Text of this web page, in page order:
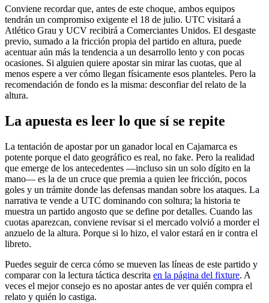
Conviene recordar que, antes de este choque, ambos equipos
tendrán un compromiso exigente el 18 de julio. UTC visitará a
Atlético Grau y UCV recibirá a Comerciantes Unidos. El desgaste
previo, sumado a la fricción propia del partido en altura, puede
acentuar aún más la tendencia a un desarrollo lento y con pocas
ocasiones. Si alguien quiere apostar sin mirar las cuotas, que al
menos espere a ver cómo llegan físicamente esos planteles. Pero la
recomendación de fondo es la misma: desconfiar del relato de la
altura.
La apuesta es leer lo que sí se repite
La tentación de apostar por un ganador local en Cajamarca es
potente porque el dato geográfico es real, no fake. Pero la realidad
que emerge de los antecedentes —incluso sin un solo dígito en la
mano— es la de un cruce que premia a quien lee fricción, pocos
goles y un trámite donde las defensas mandan sobre los ataques. La
narrativa te vende a UTC dominando con soltura; la historia te
muestra un partido angosto que se define por detalles. Cuando las
cuotas aparezcan, conviene revisar si el mercado volvió a morder el
anzuelo de la altura. Porque si lo hizo, el valor estará en ir contra el
libreto.
Puedes seguir de cerca cómo se mueven las líneas de este partido y
comparar con la lectura táctica descrita en la página del fixture. A
veces el mejor consejo es no apostar antes de ver quién compra el
relato y quién lo castiga.